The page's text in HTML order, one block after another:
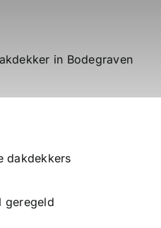
dakdekkers
geregeld